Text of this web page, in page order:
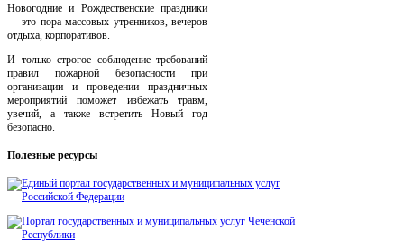
Новогодние и Рождественские праздники
— это пора массовых утренников, вечеров
отдыха, корпоративов.
И только строгое соблюдение требований
правил пожарной безопасности при
организации и проведении праздничных
мероприятий поможет избежать травм,
увечий, а также встретить Новый год
безопасно.
Полезные ресурсы